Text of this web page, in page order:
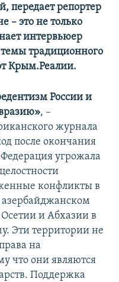
передает репортер
– это не только
интервьюер
традиционного
Крым.Реалии.
России и
, –
журнала
после окончания
угрожала
конфликты в
и Абхазии в
Эти территории не
на
что они являются
Поддержка